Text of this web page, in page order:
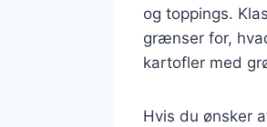
og toppings.
grænser for,
kartofler med
Hvis du ønsker